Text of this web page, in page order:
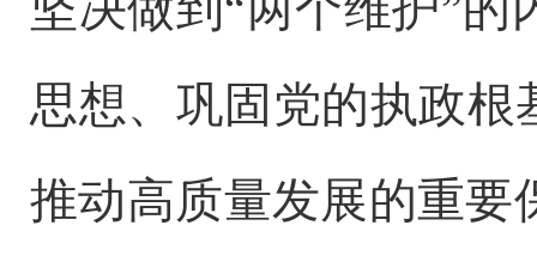
思想、巩固党的执政根
推动高质量发展的重要